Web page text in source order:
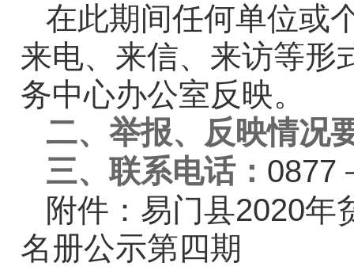
在此期间任何单位或
来电、来信、来访等形
务中心办公室反映。
二、举报、反映情况
三、联系电话： 0877
附件：易门县2020年
名册公示第四期